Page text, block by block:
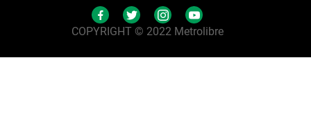
COPYRIGHT © 2022 Metrolibre